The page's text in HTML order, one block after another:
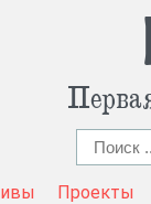
Проекты